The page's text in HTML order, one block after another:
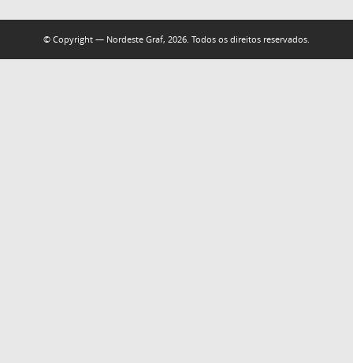
© Copyright — Nordeste Graf, 2026. Todos os direitos reservados.